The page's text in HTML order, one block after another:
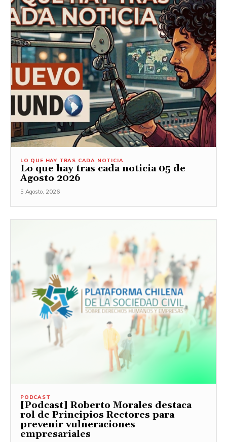
LO QUE HAY TRAS CADA NOTICIA
Lo que hay tras cada noticia 05 de
Agosto 2026
5 Agosto, 2026
PODCAST
[Podcast] Roberto Morales destaca
rol de Principios Rectores para
prevenir vulneraciones
empresariales